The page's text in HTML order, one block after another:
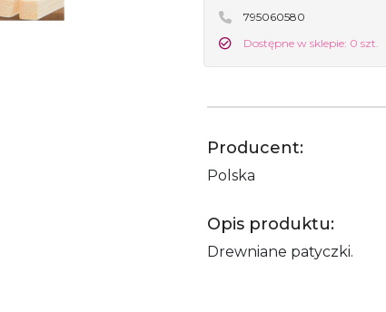
795060580
Dostępne w sklepie: 0 szt.
Producent:
Polska
Opis produktu:
Drewniane patyczki.